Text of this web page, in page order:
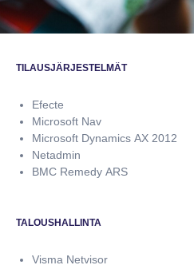
TILAUSJÄRJESTELMÄT
Efecte
Microsoft Nav
Microsoft Dynamics AX 2012
Netadmin
BMC Remedy ARS
TALOUSHALLINTA
Visma Netvisor